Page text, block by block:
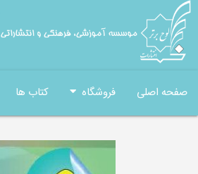
صفحه اصلی فروشگاه کتاب ها